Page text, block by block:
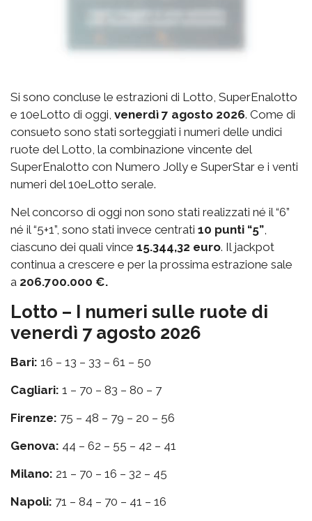
Si sono concluse le estrazioni di Lotto, SuperEnalotto
e 10eLotto di oggi, venerdì 7 agosto 2026. Come di
consueto sono stati sorteggiati i numeri delle undici
ruote del Lotto, la combinazione vincente del
SuperEnalotto con Numero Jolly e SuperStar e i venti
numeri del 10eLotto serale.
Nel concorso di oggi non sono stati realizzati né il “6”
né il “5+1”, sono stati invece centrati 10 punti “5”,
ciascuno dei quali vince 15.344,32 euro. Il jackpot
continua a crescere e per la prossima estrazione sale
a 206.700.000 €.
Lotto – I numeri sulle ruote di
venerdì 7 agosto 2026
Bari: 16 – 13 – 33 – 61 – 50
Cagliari: 1 – 70 – 83 – 80 – 7
Firenze: 75 – 48 – 79 – 20 – 56
Genova: 44 – 62 – 55 – 42 – 41
Milano: 21 – 70 – 16 – 32 – 45
Napoli: 71 – 84 – 70 – 41 – 16